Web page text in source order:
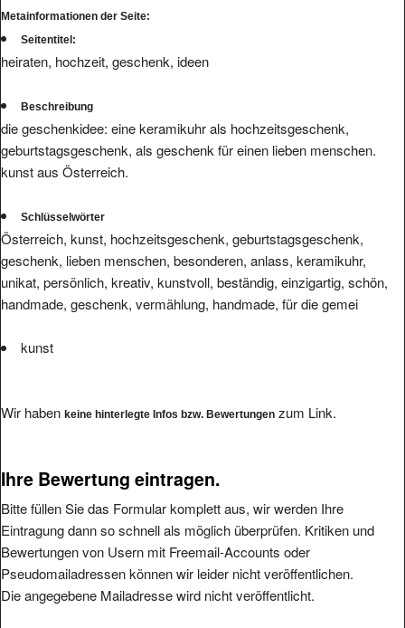
Metainformationen der Seite:
Seitentitel:
heiraten, hochzeit, geschenk, ideen
Beschreibung
die geschenkidee: eine keramikuhr als hochzeitsgeschenk,
geburtstagsgeschenk, als geschenk für einen lieben menschen.
kunst aus Österreich.
Schlüsselwörter
Österreich, kunst, hochzeitsgeschenk, geburtstagsgeschenk,
geschenk, lieben menschen, besonderen, anlass, keramikuhr,
unikat, persönlich, kreativ, kunstvoll, beständig, einzigartig, schön,
handmade, geschenk, vermählung, handmade, für die gemei
kunst
Wir haben keine hinterlegte Infos bzw. Bewertungen zum Link.
Ihre Bewertung eintragen.
Bitte füllen Sie das Formular komplett aus, wir werden Ihre
Eintragung dann so schnell als möglich überprüfen. Kritiken und
Bewertungen von Usern mit Freemail-Accounts oder
Pseudomailadressen können wir leider nicht veröffentlichen.
Die angegebene Mailadresse wird nicht veröffentlicht.